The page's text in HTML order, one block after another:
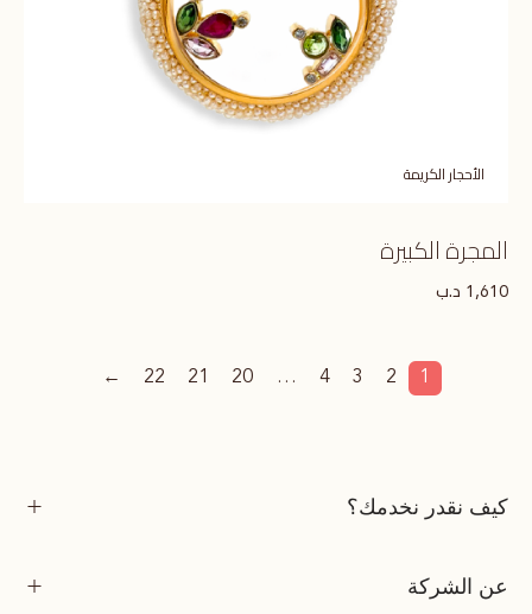
الأحجار الكريمة
المجرة الكبيرة
1,610 د.ب
1
2
3
4
…
20
21
22
←
كيف نقدر نخدمك؟
عن الشركة